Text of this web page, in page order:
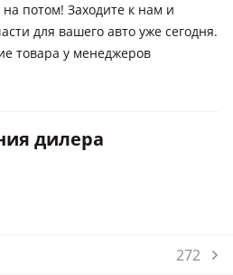
потом! Заходите к нам и
для вашего авто уже сегодня.
товара у менеджеров
дилера
272